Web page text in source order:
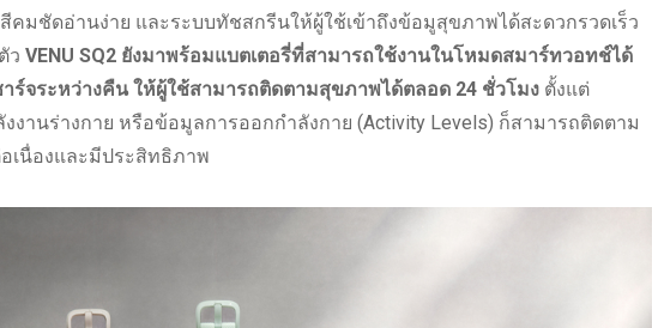
คมชัดอ่านง่าย และระบบทัชสกรีนให้ผู้ใช้เข้าถึงข้อมูสุขภาพได้สะดวกรวดเร็ว
ว VENU SQ2 ยังมาพร้อมแบตเตอรี่ที่สามารถใช้งานในโหมดสมาร์ทวอทช์ได้
าร์จระหว่างคืน ให้ผู้ใช้สามารถติดตามสุขภาพได้ตลอด 24 ชั่วโมง ตั้งแต่
านร่างกาย หรือข้อมูลการออกกำลังกาย (Activity Levels) ก็สามารถติดตาม
เนื่องและมีประสิทธิภาพ